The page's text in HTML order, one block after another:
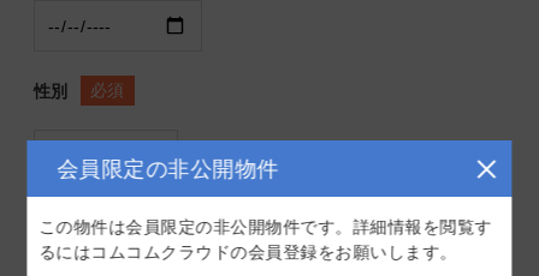
性別 必須
必須
会員限定の非公開物件
この物件は会員限定の非公開物件です。詳細情報を閲覧す
るにはコムコムクラウドの会員登録をお願いします。